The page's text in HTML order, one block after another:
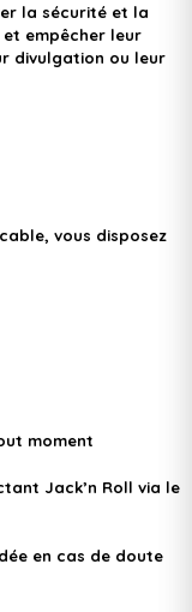
la sécurité et la
empêcher leur
divulgation ou leur
vous disposez
moment
Jack’n Roll via le
en cas de doute